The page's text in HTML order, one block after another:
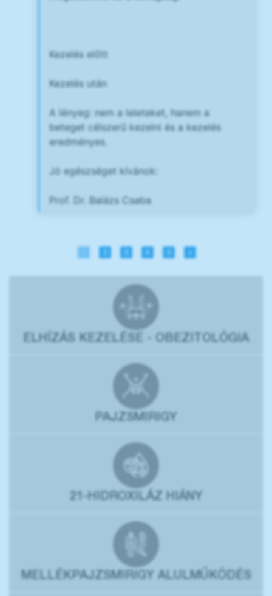
Kezelés előtt
Kezelés után
A lényeg: nem a leleteket, hanem a
beteget célszerű kezelni és a kezelés
eredményes.
Jó egészséget kívánok:
Prof. Dr. Balázs Csaba
4 »
ELHÍZÁS KEZELÉSE - OBEZITOLÓGIA
PAJZSMIRIGY
21-HIDROXILÁZ HIÁNY
MELLÉKPAJZSMIRIGY ALULMŰKÖDÉS